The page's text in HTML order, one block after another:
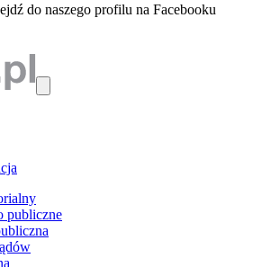
- otwiera się w nowej karcie
do naszego profilu na Facebooku
publiczne